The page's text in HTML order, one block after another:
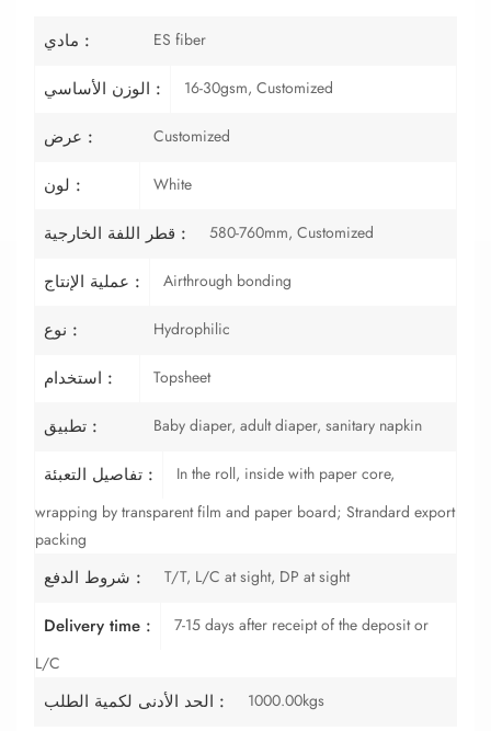
مادي : ES fiber
الوزن الأساسي : 16-30gsm, Customized
عرض : Customized
لون : White
قطر اللفة الخارجية : 580-760mm, Customized
عملية الإنتاج : Airthrough bonding
نوع : Hydrophilic
استخدام : Topsheet
تطبيق : Baby diaper, adult diaper, sanitary napkin
تفاصيل التعبئة :
In the roll, inside with paper core,
wrapping by transparent film and paper board; Strandard export
packing
شروط الدفع : T/T, L/C at sight, DP at sight
Delivery time :
7-15 days after receipt of the deposit or
L/C
الحد الأدنى لكمية الطلب : 1000.00kgs